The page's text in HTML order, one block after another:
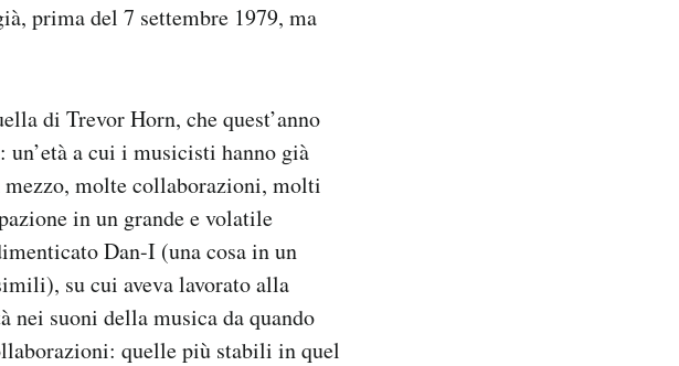
prima del 7 settembre 1979, ma
di Trevor Horn, che quest’anno
un’età a cui i musicisti hanno già
mezzo, molte collaborazioni, molti
in un grande e volatile
Dan-I (una cosa in un
su cui aveva lavorato alla
nei suoni della musica da quando
quelle più stabili in quel